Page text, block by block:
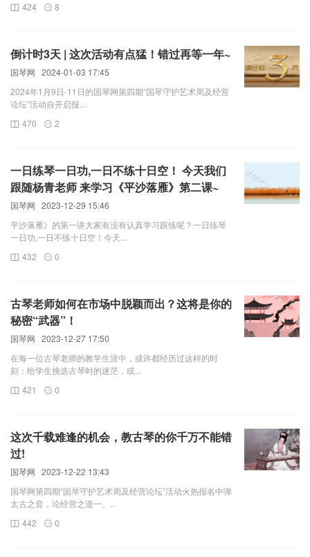
424
8
倒计时3天 | 这次活动有点猛！错过再等一年~
国琴网 2024-01-03 17:45
2024年1月9日-11日的国琴网第四期“国琴守护艺术周及经营
论坛”活动自开启报...
470
2
一日练琴一日功,一日不练十日空！ 今天我们
跟随杨青老师 来学习《平沙落雁》第二课~
国琴网 2023-12-29 15:46
平沙落雁》的第一讲大家有没有认真学习跟练呢？一日练琴
一日功,一日不练十日空！今天...
432
0
古琴老师如何在市场中脱颖而出？这将是你的
秘密“武器”！
国琴网 2023-12-27 17:50
在每一位古琴老师的教学生涯中，或许都经历过这样的时
刻：给学生挑选古琴时的迷茫，或...
421
0
这次千载难逢的机会，教古琴的你千万不能错
过!
国琴网 2023-12-22 13:43
国琴网第四期“国琴守护艺术周及经营论坛”活动火热报名中弹
太古之音，论经营之道一、...
442
0